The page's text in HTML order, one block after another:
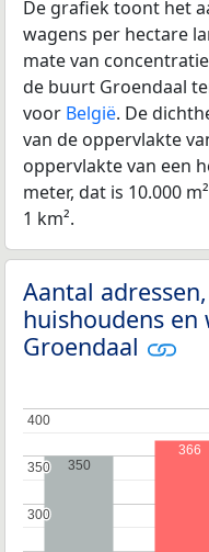
De grafiek toont het
wagens per hectare
mate van
de buurt Groendaal
voor België. De
van de oppervlakte
oppervlakte van een
meter, dat is 10.000
1 km².
Aantal
huishoudens
Groendaal
300
300
350
350
400
400
350
366